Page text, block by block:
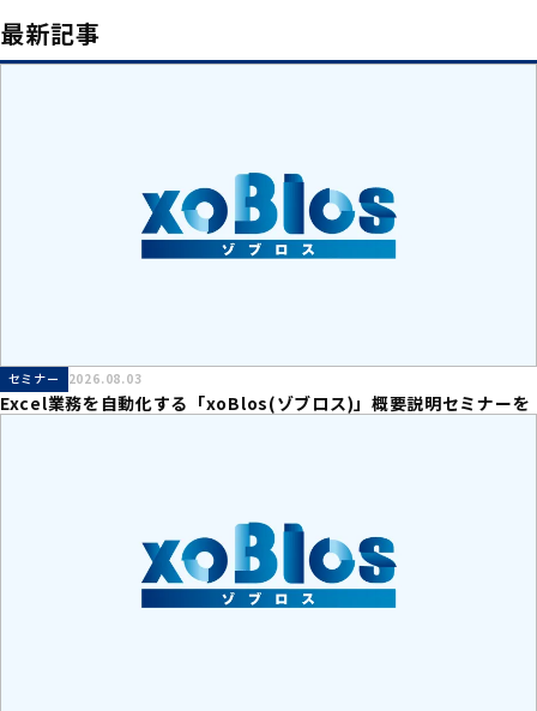
最新記事
セミナー 2026.08.03
Excel業務を自動化する「xoBlos(ゾブロス)」概要説明セミナーを